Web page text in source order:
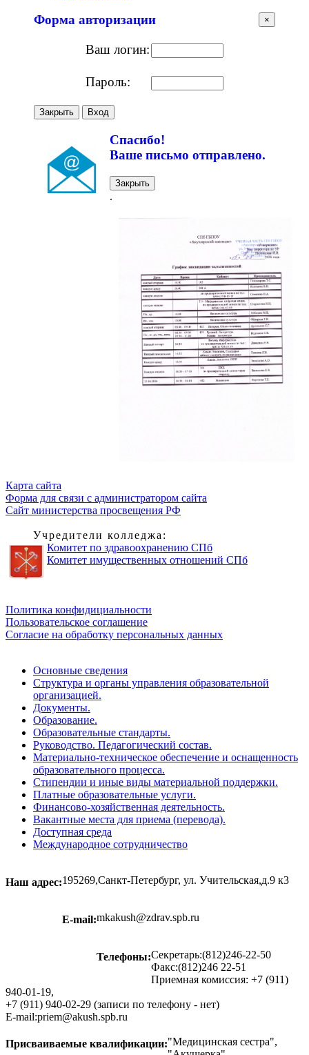
×
Форма авторизации
Ваш логин:
Пароль:
Закрыть Вход
Спасибо!
Ваше письмо отправлено.
Закрыть
.
Карта сайта
Форма для связи с администратором сайта
Сайт министерства просвещения РФ
Учредители колледжа:
Комитет по здравоохранению СПб
Комитет имущественных отношений СПб
Политика конфидициальности
Пользовательское соглашение
Согласие на обработку персональных данных
Основные сведения
Структура и органы управления образовательной
организацией.
Документы.
Образование.
Образовательные стандарты.
Руководство. Педагогический состав.
Материально-техническое обеспечение и оснащенность
образовательного процесса.
Стипендии и иные виды материальной поддержки.
Платные образовательные услуги.
Финансово-хозяйственная деятельность.
Вакантные места для приема (перевода).
Доступная среда
Международное сотрудничество
Наш адрес:195269,Санкт-Петербург, ул. Учительская,д.9 к3
E-mail:mkakush@zdrav.spb.ru
Телефоны:Секретарь:(812)246-22-50
Факс:(812)246 22-51
Приемная комиссия: +7 (911)
940-01-19,
+7 (911) 940-02-29 (записи по телефону - нет)
E-mail:priem@akush.spb.ru
Присваиваемые квалификации:"Медицинская сестра",